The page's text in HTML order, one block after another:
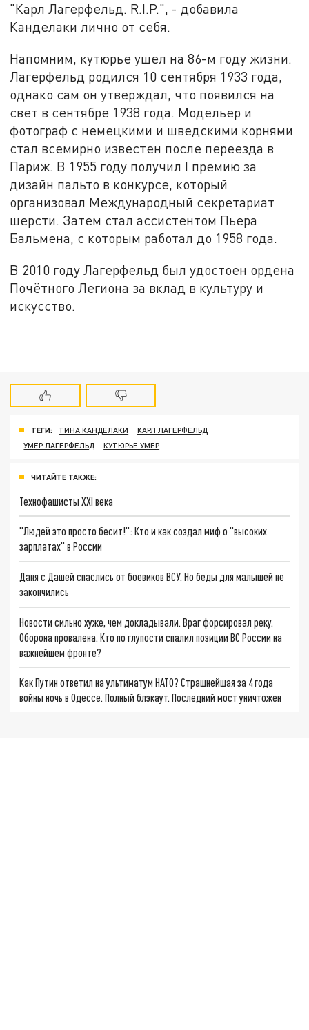
"Карл Лагерфельд. R.I.P.", - добавила
Канделаки лично от себя.
Напомним, кутюрье ушел на 86-м году жизни.
Лагерфельд родился 10 сентября 1933 года,
однако сам он утверждал, что появился на
свет в сентябре 1938 года. Модельер и
фотограф с немецкими и шведскими корнями
стал всемирно известен после переезда в
Париж. В 1955 году получил I премию за
дизайн пальто в конкурсе, который
организовал Международный секретариат
шерсти. Затем стал ассистентом Пьера
Бальмена, с которым работал до 1958 года.
В 2010 году Лагерфельд был удостоен ордена
Почётного Легиона за вклад в культуру и
искусство.
ТЕГИ: ТИНА КАНДЕЛАКИ
КАРЛ ЛАГЕРФЕЛЬД
УМЕР ЛАГЕРФЕЛЬД
КУТЮРЬЕ УМЕР
ЧИТАЙТЕ ТАКЖЕ:
Технофашисты XXI века
"Людей это просто бесит!": Кто и как создал миф о "высоких
зарплатах" в России
Даня с Дашей спаслись от боевиков ВСУ. Но беды для малышей не
закончились
Новости сильно хуже, чем докладывали. Враг форсировал реку.
Оборона провалена. Кто по глупости спалил позиции ВС России на
важнейшем фронте?
Как Путин ответил на ультиматум НАТО? Страшнейшая за 4 года
войны ночь в Одессе. Полный блэкаут. Последний мост уничтожен